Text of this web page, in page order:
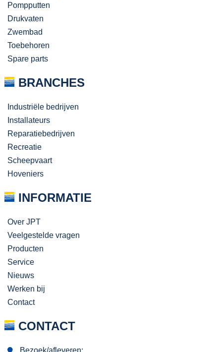
Pompputten
Drukvaten
Zwembad
Toebehoren
Spare parts
BRANCHES
Industriële bedrijven
Installateurs
Reparatiebedrijven
Recreatie
Scheepvaart
Hoveniers
INFORMATIE
Over JPT
Veelgestelde vragen
Producten
Service
Nieuws
Werken bij
Contact
CONTACT
Bezoek/afleveren: